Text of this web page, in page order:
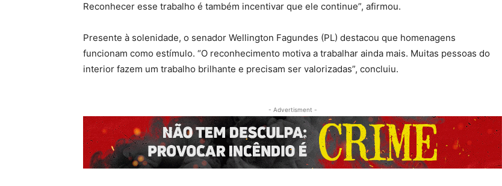
Reconhecer esse trabalho é também incentivar que ele continue”, afirmou.
Presente à solenidade, o senador Wellington Fagundes (PL) destacou que homenagens
funcionam como estímulo. “O reconhecimento motiva a trabalhar ainda mais. Muitas pessoas do
interior fazem um trabalho brilhante e precisam ser valorizadas”, concluiu.
- Advertisment -